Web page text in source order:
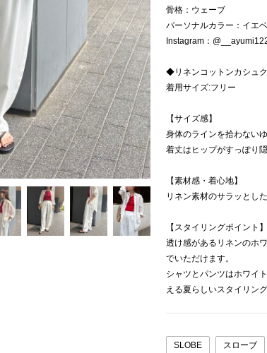
骨格：ウェーブ
パーソナルカラー：イエ
Instagram：
◆リネンコットンカシュ
着用サイズ:フリー
【サイズ感】
身体のラインを拾わない
着丈はヒップがすっぽり隠
【素材感・着心地】
リネン素材のサラッとし
【スタイリングポイント】
透け感があるリネンのホ
でいただけます。
シャツとパンツはホワイ
える夏らしいスタイリング
SLOBE スローブ